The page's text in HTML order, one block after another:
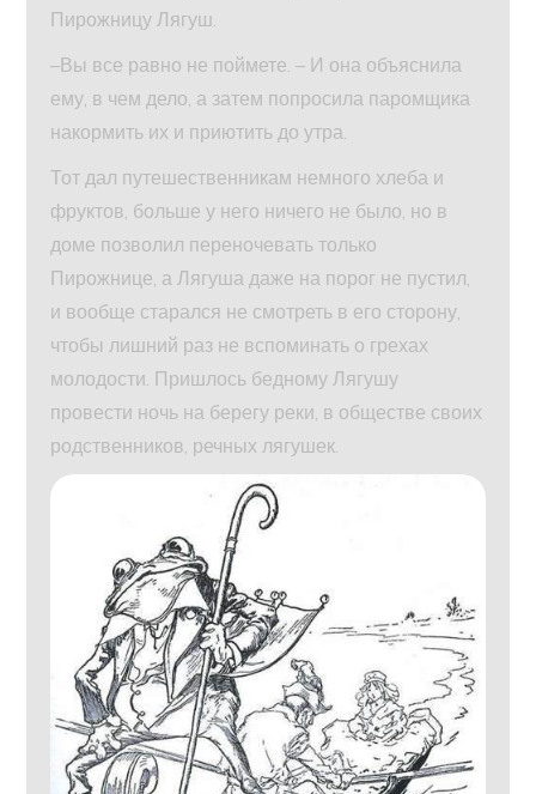
Пирожницу Лягуш.
–Вы все равно не поймете. – И она объяснила
ему, в чем дело, а затем попросила паромщика
накормить их и приютить до утра.
Тот дал путешественникам немного хлеба и
фруктов, больше у него ничего не было, но в
доме позволил переночевать только
Пирожнице, а Лягуша даже на порог не пустил,
и вообще старался не смотреть в его сторону,
чтобы лишний раз не вспоминать о грехах
молодости. Пришлось бедному Лягушу
провести ночь на берегу реки, в обществе своих
родственников, речных лягушек.